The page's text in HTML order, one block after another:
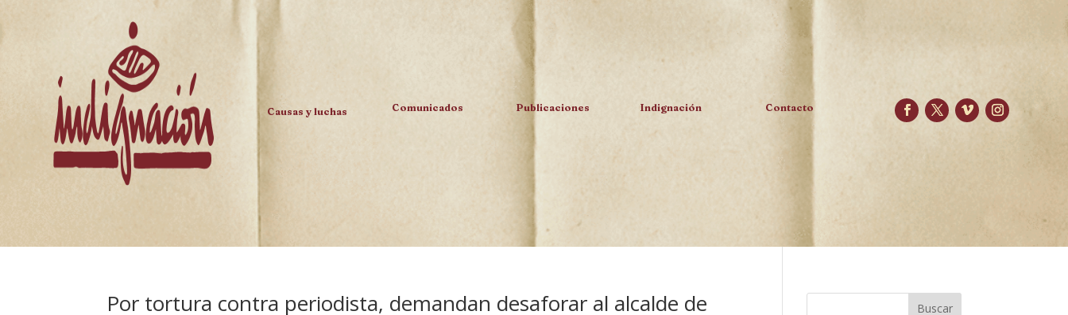
Causas y luchas Comunicados Publicaciones Indignación Contacto
Por tortura contra periodista, demandan desaforar al alcalde de